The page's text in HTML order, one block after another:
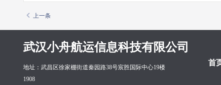
上一条
武汉小舟航运信息科技有限公司
首
地址：武昌区徐家棚街道秦园路38号宸胜国际中心19楼
1908